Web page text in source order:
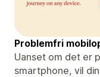
Problemfri
Uanset om det er
smartphone, vil